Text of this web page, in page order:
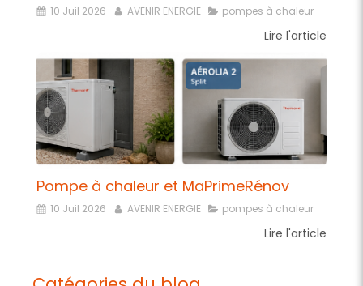
10 Juil 2026 AVENIR ENERGIE pompes à chaleur
Lire l'article
Pompe à chaleur et MaPrimeRénov
10 Juil 2026 AVENIR ENERGIE pompes à chaleur
Lire l'article